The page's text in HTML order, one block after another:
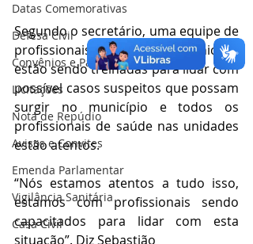
Datas Comemorativas
Defesa Civil
Convênios e Parcerias
Licitações
Nota de Repúdio
Avisos e Convites
Emenda Parlamentar
Vigilância Sanitária
Casa Civil
Segundo o secretário, uma equipe de
profissionais de saúde do município
estão sendo treinadas para lidar com
possível casos suspeitos que possam
surgir no município e todos os
profissionais de saúde nas unidades
estão atentos.
“Nós estamos atentos a tudo isso,
estamos com profissionais sendo
capacitados para lidar com esta
situação”. Diz Sebastião